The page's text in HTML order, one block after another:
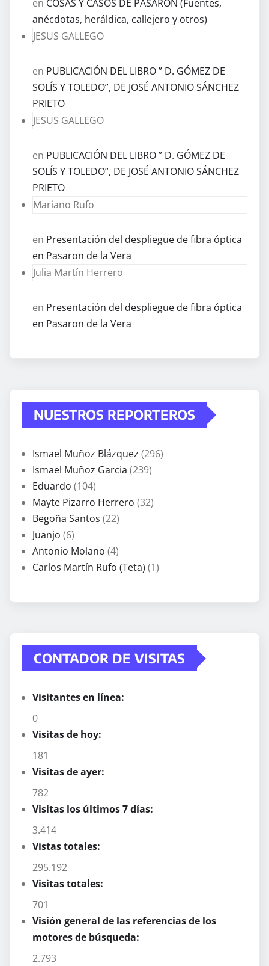
en COSAS Y CASOS DE PASARÓN (Fuentes,
anécdotas, heráldica, callejero y otros)
JESUS GALLEGO
en PUBLICACIÓN DEL LIBRO ” D. GÓMEZ DE
SOLÍS Y TOLEDO”, DE JOSÉ ANTONIO SÁNCHEZ
PRIETO
JESUS GALLEGO
en PUBLICACIÓN DEL LIBRO ” D. GÓMEZ DE
SOLÍS Y TOLEDO”, DE JOSÉ ANTONIO SÁNCHEZ
PRIETO
Mariano Rufo
en Presentación del despliegue de fibra óptica
en Pasaron de la Vera
Julia Martín Herrero
en Presentación del despliegue de fibra óptica
en Pasaron de la Vera
NUESTROS REPORTEROS
Ismael Muñoz Blázquez (296)
Ismael Muñoz Garcia (239)
Eduardo (104)
Mayte Pizarro Herrero (32)
Begoña Santos (22)
Juanjo (6)
Antonio Molano (4)
Carlos Martín Rufo (Teta) (1)
CONTADOR DE VISITAS
Visitantes en línea:
0
Visitas de hoy:
181
Visitas de ayer:
782
Visitas los últimos 7 días:
3.414
Vistas totales:
295.192
Visitas totales:
701
Visión general de las referencias de los
motores de búsqueda:
2.793